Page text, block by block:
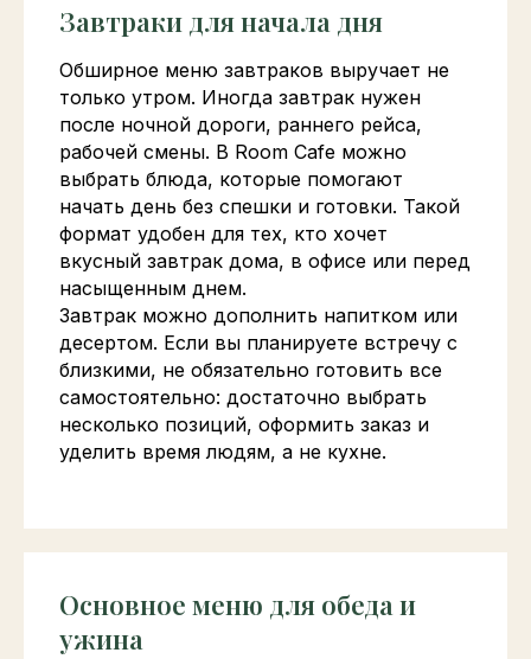
Завтраки для начала дня
Обширное меню завтраков выручает не
только утром. Иногда завтрак нужен
после ночной дороги, раннего рейса,
рабочей смены. В Room Cafe можно
выбрать блюда, которые помогают
начать день без спешки и готовки. Такой
формат удобен для тех, кто хочет
вкусный завтрак дома, в офисе или перед
насыщенным днем.
Завтрак можно дополнить напитком или
десертом. Если вы планируете встречу с
близкими, не обязательно готовить все
самостоятельно: достаточно выбрать
несколько позиций, оформить заказ и
уделить время людям, а не кухне.
Основное меню для обеда и
ужина